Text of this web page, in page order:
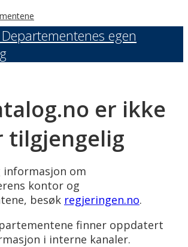
egen
er ikke
tilgjengelig
informasjon om
kontor og
besøk regjeringen.no.
finner oppdatert
i interne kanaler.